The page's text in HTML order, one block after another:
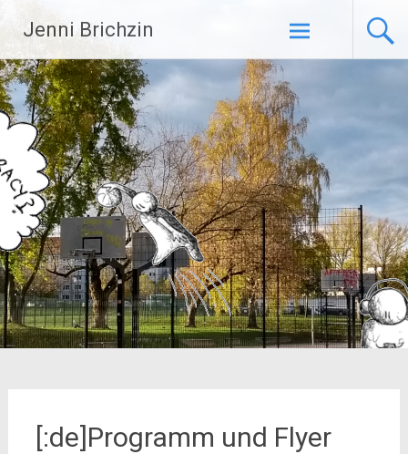
Jenni Brichzin
Zum
Inhalt
springen
[:de]Programm und Flyer